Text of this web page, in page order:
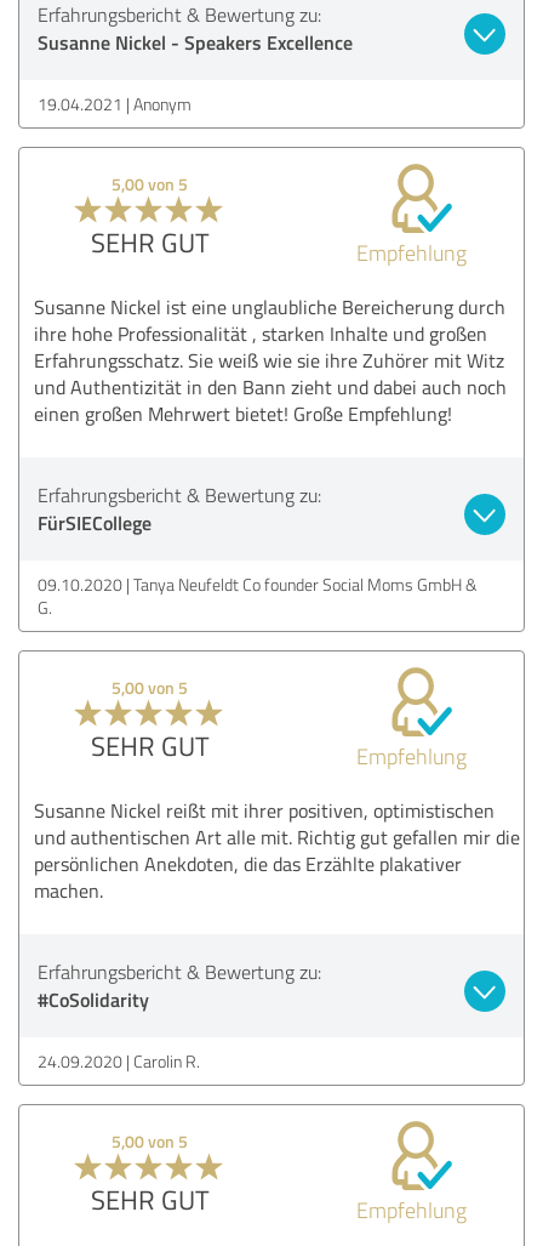
Erfahrungsbericht & Bewertung zu:
Susanne Nickel - Speakers Excellence
19.04.2021 Anonym
5,00 von 5
SEHR GUT Empfehlung
Susanne Nickel ist eine unglaubliche Bereicherung durch
ihre hohe Professionalität , starken Inhalte und großen
Erfahrungsschatz. Sie weiß wie sie ihre Zuhörer mit Witz
und Authentizität in den Bann zieht und dabei auch noch
einen großen Mehrwert bietet! Große Empfehlung!
Erfahrungsbericht & Bewertung zu:
FürSIECollege
09.10.2020 Tanya Neufeldt Co founder Social Moms GmbH &
G.
5,00 von 5
SEHR GUT Empfehlung
Susanne Nickel reißt mit ihrer positiven, optimistischen
und authentischen Art alle mit. Richtig gut gefallen mir die
persönlichen Anekdoten, die das Erzählte plakativer
machen.
Erfahrungsbericht & Bewertung zu:
#CoSolidarity
24.09.2020 Carolin R.
5,00 von 5
SEHR GUT Empfehlung